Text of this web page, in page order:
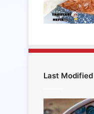
Last